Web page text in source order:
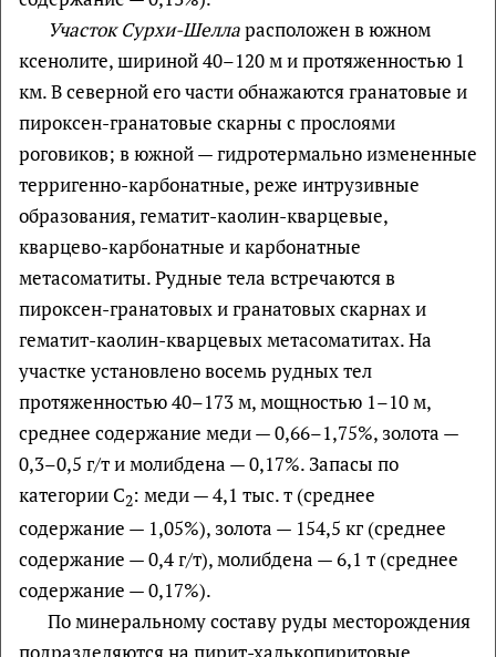
Участок Сурхи-Шелларасположен в южном
ксенолите, шириной 40–120 м и протяженностью 1
км. В северной его части обнажаются гранатовые и
пироксен-гранатовые скарны с прослоями
роговиков; в южной — гидротермально измененные
терригенно-карбонатные, реже интрузивные
образования, гематит-каолин-кварцевые,
кварцево-карбонатные и карбонатные
метасоматиты. Рудные тела встречаются в
пироксен-гранатовых и гранатовых скарнах и
гематит-каолин-кварцевых метасоматитах. На
участке установлено восемь рудных тел
протяженностью 40–173 м, мощностью 1–10 м,
среднее содержание меди — 0,66–1,75%, золота —
0,3–0,5 г/т и молибдена — 0,17%. Запасы по
категории С2: меди — 4,1 тыс. т (среднее
содержание — 1,05%), золота — 154,5 кг (среднее
содержание — 0,4 г/т), молибдена — 6,1 т (среднее
содержание — 0,17%).
По минеральному составу руды месторождения